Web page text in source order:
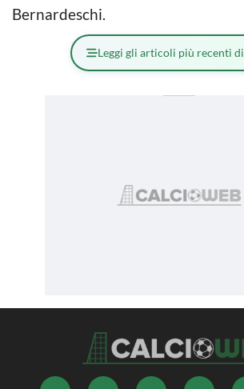
Bernardeschi.
Leggi gli articoli più recenti di